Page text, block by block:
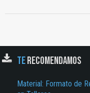
TERECOMENDAMOS
Material: Formato de